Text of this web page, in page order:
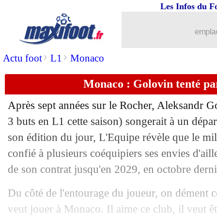
Actu foot> L1 > Monaco
Les Infos du
Monaco : Golovin tenté
Après sept années sur le Rocher, Aleksandr
3 buts en L1 cette saison) songerait à un
son édition du jour, L'Equipe révèle que le
confié à plusieurs coéquipiers ses envies
de son contrat jusqu'en 2029, en octobre
Du côté de l'entourage du joueur, on dément
veut jouer à Monaco. Il aime ce club, il veut
Man Utd
25/04 Real
25/04 Man City: pas de CdM des clubs
25/04 ASSE : prix fixé pour Stassin
25/04 West Ham : Potter reprend Füllkrug
25/04 Lazio: Guendouzi ciblé par
25/04 Barça: Iñaki Peña, ça se tend...